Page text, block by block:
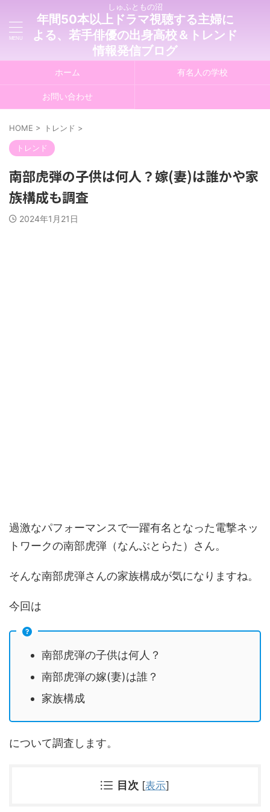
しゅふともの沼
年間50本以上ドラマ視聴する主婦に
よる、若手俳優の出身高校＆トレンド
情報発信ブログ
ホーム 有名人の学校
お問い合わせ
HOME > トレンド >
トレンド
南部虎弾の子供は何人？嫁(妻)は誰かや家
族構成も調査
2024年1月21日
過激なパフォーマンスで一躍有名となった電撃ネッ
トワークの南部虎弾（なんぶとらた）さん。
そんな南部虎弾さんの家族構成が気になりますね。
今回は
南部虎弾の子供は何人？
南部虎弾の嫁(妻)は誰？
家族構成
について調査します。
目次 [表示]